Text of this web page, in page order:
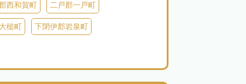
西和賀町 二戸郡一戸町
槌町 下閉伊郡岩泉町